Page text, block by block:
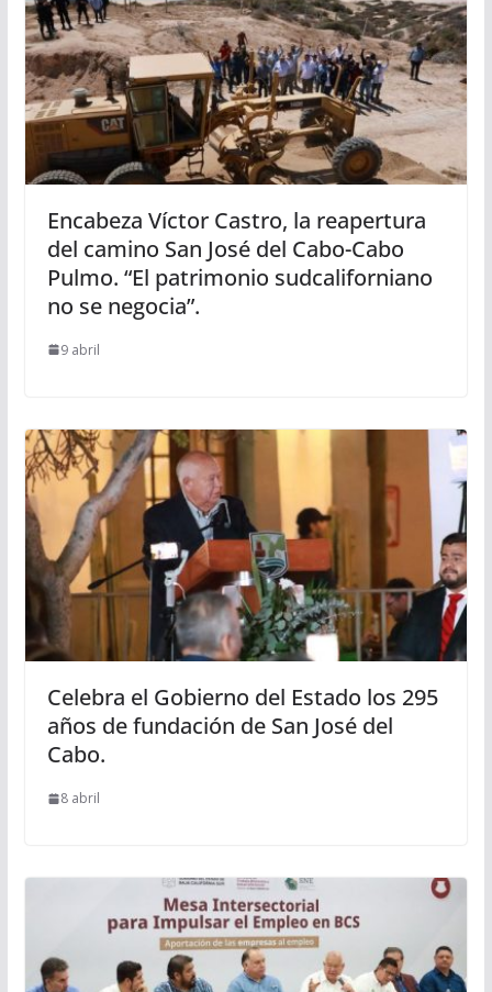
Encabeza Víctor Castro, la reapertura
del camino San José del Cabo-Cabo
Pulmo. “El patrimonio sudcaliforniano
no se negocia”.
9 abril
Celebra el Gobierno del Estado los 295
años de fundación de San José del
Cabo.
8 abril